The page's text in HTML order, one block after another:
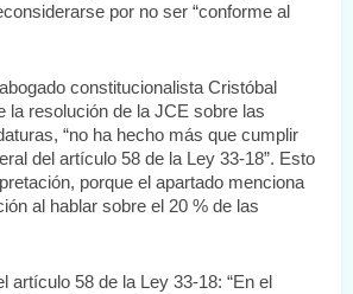
por no ser “conforme al
constitucionalista Cristóbal
la resolución de la JCE sobre las
“no ha hecho más que cumplir
del artículo 58 de la Ley 33-18”. Esto
porque el apartado menciona
al hablar sobre el 20 % de las
artículo 58 de la Ley 33-18: “En el